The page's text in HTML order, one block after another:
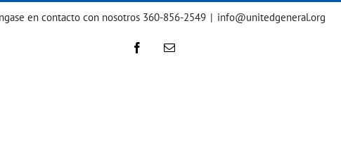
en contacto con nosotros 360-856-2549 | info@unitedgeneral.org
FacebookCorreo